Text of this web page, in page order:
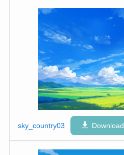
sky_country03 Download